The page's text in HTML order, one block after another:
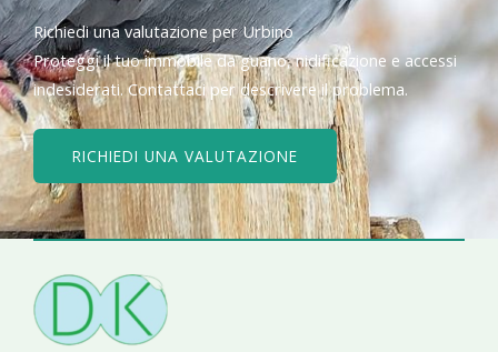
Richiedi una valutazione per Urbino
Proteggi il tuo immobile da guano, nidificazione e accessi
indesiderati. Contattaci per descrivere il problema.
RICHIEDI UNA VALUTAZIONE